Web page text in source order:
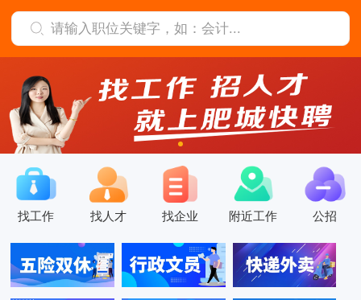
找工作 找人才 找企业 附近工作 公招